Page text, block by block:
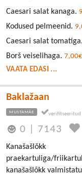
Caesari salat kanaga.
Kodused pelmeenid.
Caesari salat tomatiga.
Borš veiselihaga. 7,00€
VAATA EDASI ...
Baklažaan
MUSTAMÄE
0 7143
Kanašašlǒkk
praekartuliga/
kanašašlõkk